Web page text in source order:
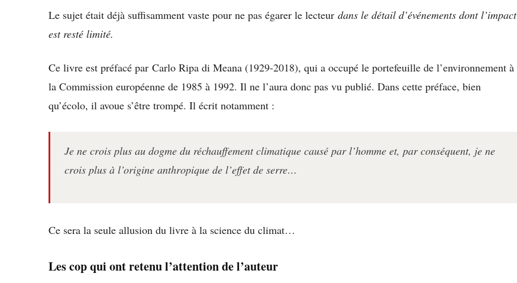
Le sujet était déjà suffisamment vaste pour ne pas égarer le lecteur dans le détail d’événements dont l’impact
est resté limité.
Ce livre est préfacé par Carlo Ripa di Meana (1929-2018), qui a occupé le portefeuille de l’environnement à
la Commission européenne de 1985 à 1992. Il ne l’aura donc pas vu publié. Dans cette préface, bien
qu’écolo, il avoue s’être trompé. Il écrit notamment :
Je ne crois plus au dogme du réchauffement climatique causé par l’homme et, par conséquent, je ne
crois plus à l’origine anthropique de l’effet de serre…
Ce sera la seule allusion du livre à la science du climat…
Les cop qui ont retenu l’attention de l’auteur